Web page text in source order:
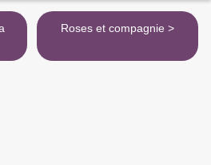
Roses et compagnie >